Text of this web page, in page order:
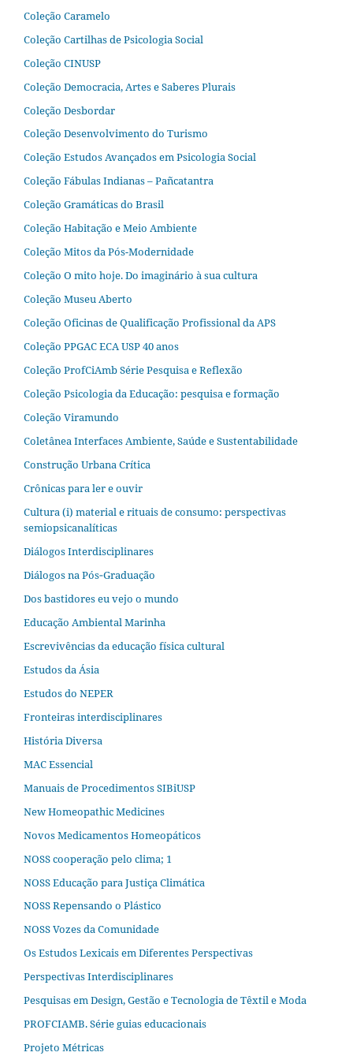
Coleção Caramelo
Coleção Cartilhas de Psicologia Social
Coleção CINUSP
Coleção Democracia, Artes e Saberes Plurais
Coleção Desbordar
Coleção Desenvolvimento do Turismo
Coleção Estudos Avançados em Psicologia Social
Coleção Fábulas Indianas – Pañcatantra
Coleção Gramáticas do Brasil
Coleção Habitação e Meio Ambiente
Coleção Mitos da Pós-Modernidade
Coleção O mito hoje. Do imaginário à sua cultura
Coleção Museu Aberto
Coleção Oficinas de Qualificação Profissional da APS
Coleção PPGAC ECA USP 40 anos
Coleção ProfCiAmb Série Pesquisa e Reflexão
Coleção Psicologia da Educação: pesquisa e formação
Coleção Viramundo
Coletânea Interfaces Ambiente, Saúde e Sustentabilidade
Construção Urbana Crítica
Crônicas para ler e ouvir
Cultura (i) material e rituais de consumo: perspectivas
semiopsicanalíticas
Diálogos Interdisciplinares
Diálogos na Pós‐Graduação
Dos bastidores eu vejo o mundo
Educação Ambiental Marinha
Escrevivências da educação física cultural
Estudos da Ásia​
Estudos do NEPER
Fronteiras interdisciplinares
História Diversa
MAC Essencial
Manuais de Procedimentos SIBiUSP
New Homeopathic Medicines
Novos Medicamentos Homeopáticos
NOSS cooperação pelo clima; 1
NOSS Educação para Justiça Climática
NOSS Repensando o Plástico
NOSS Vozes da Comunidade
Os Estudos Lexicais em Diferentes Perspectivas
Perspectivas Interdisciplinares
Pesquisas em Design, Gestão e Tecnologia de Têxtil e Moda
PROFCIAMB. Série guias educacionais
Projeto Métricas